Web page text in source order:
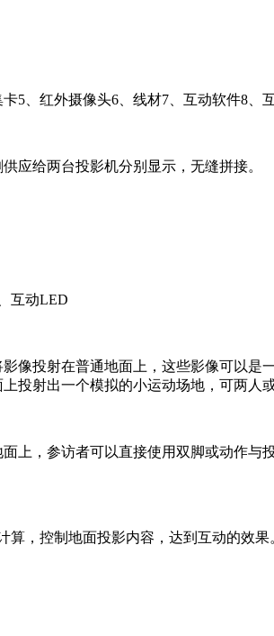
5、红外摄像头6、线材7、互动软件8、
应给两台投影机分别显示，无缝拼接。
互动LED
像投射在普通地面上，这些影像可以
投射出一个模拟的小运动场地，可两人
上，参访者可以直接使用双脚或动作
，控制地面投影内容，达到互动的效